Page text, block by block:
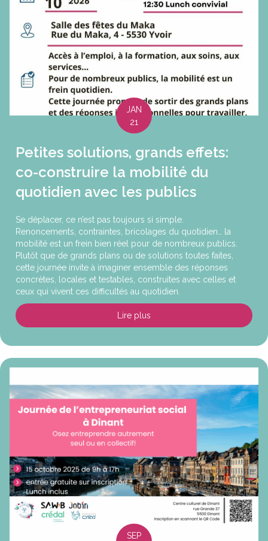
JAN
21
Petites solutions, grands effets:
co-construire la mobilité du
quotidien avec les publics
Se déplacer, ce n’est pas toujours si simple.
Renoncements, contraintes, bricolages du quotidien… la
mobilité est un frein bien réel pour de nombreux publics.
Plutôt que de grands plans ou de solutions toutes faites,
cette journée invite à imaginer ensemble des réponses
concrètes, locales et testables, construites avec celles et
ceux qui vivent ces difficultés au quotidien.
Lire plus about Petites solutions,
SEP